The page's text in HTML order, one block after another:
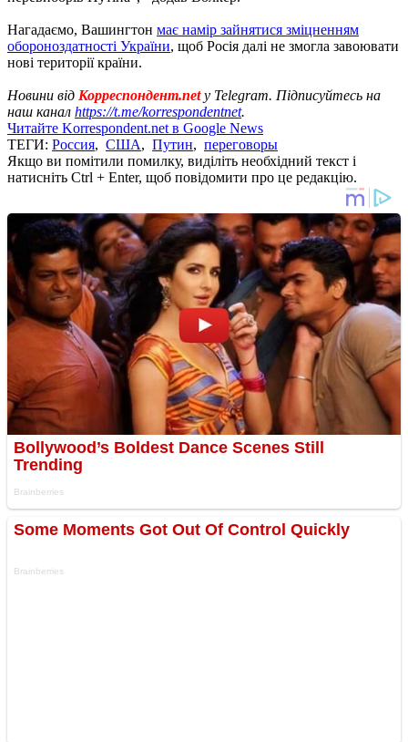
Нагадаємо, Вашингтон має намір зайнятися зміцненням
обороноздатності України, щоб Росія далі не змогла завоювати
нові території країни.
Новини від Корреспондент.netу Telegram. Підписуйтесь на
наш канал https://t.me/korrespondentnet.
Читайте Korrespondent.net в Google News
ТЕГИ: Россия, США, Путин, переговоры
Якщо ви помітили помилку, виділіть необхідний текст і
натисніть Ctrl + Enter, щоб повідомити про це редакцію.